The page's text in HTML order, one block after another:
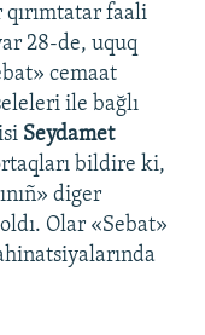
qırımtatar faali
28-de, uquq
cemaat
ile bağlı
Seydamet
bildire ki,
diger
Olar «Sebat»